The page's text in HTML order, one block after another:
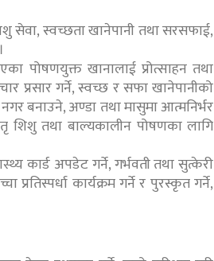
सेवा, स्वच्छता खानेपानी तथा सरसफाई,
पोषणयुक्त खानालाई प्रोत्साहन तथा
प्रसार गर्ने, स्वच्छ र सफा खानेपानीको
बनाउने, अण्डा तथा मासुमा आत्मनिर्भर
शिशु तथा बाल्यकालीन पोषणका लागि
कार्ड अपडेट गर्ने, गर्भवती तथा सुत्केरी
कार्यक्रम गर्ने र पुरस्कृत गर्ने,